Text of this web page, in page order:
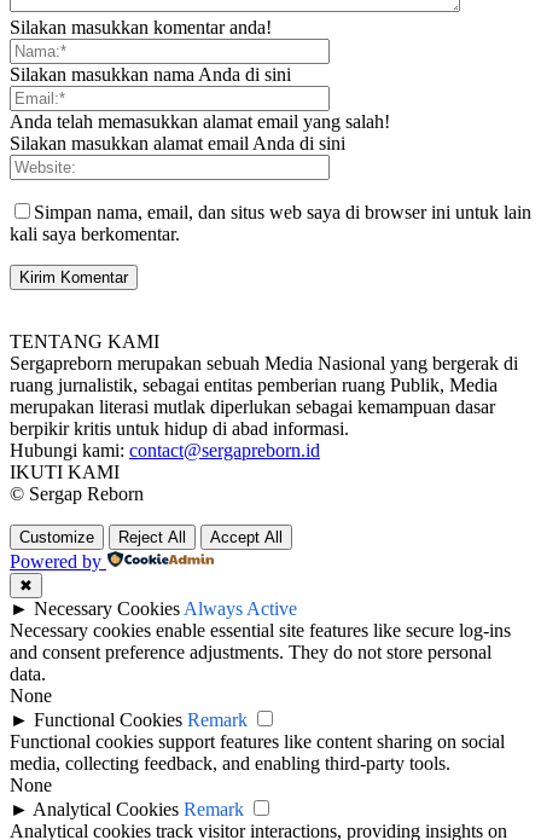
Silakan masukkan komentar anda!
Silakan masukkan nama Anda di sini
Anda telah memasukkan alamat email yang salah!
Silakan masukkan alamat email Anda di sini
Simpan nama, email, dan situs web saya di browser ini untuk lain
kali saya berkomentar.
TENTANG KAMI
Sergapreborn merupakan sebuah Media Nasional yang bergerak di
ruang jurnalistik, sebagai entitas pemberian ruang Publik, Media
merupakan literasi mutlak diperlukan sebagai kemampuan dasar
berpikir kritis untuk hidup di abad informasi.
Hubungi kami: contact@sergapreborn.id
IKUTI KAMI
© Sergap Reborn
Customize Reject All Accept All
Powered by
✖
► Necessary Cookies Always Active
Necessary cookies enable essential site features like secure log-ins
and consent preference adjustments. They do not store personal
data.
None
► Functional Cookies Remark
Functional cookies support features like content sharing on social
media, collecting feedback, and enabling third-party tools.
None
► Analytical Cookies Remark
Analytical cookies track visitor interactions, providing insights on